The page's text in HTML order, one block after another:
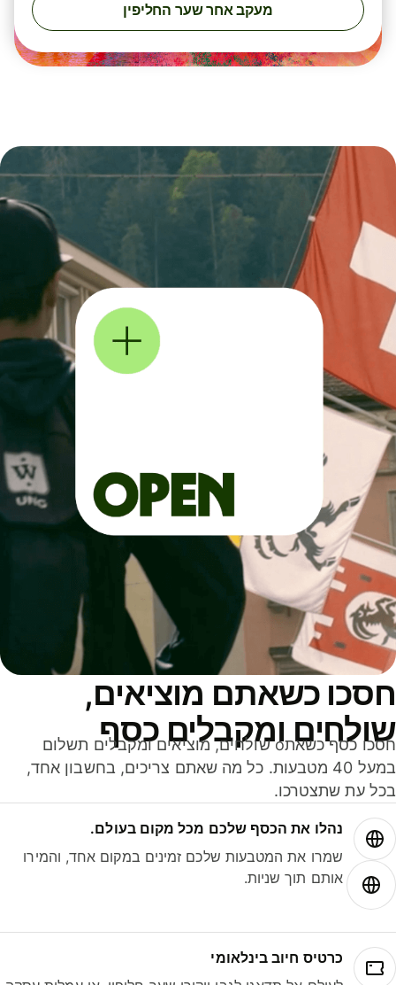
מעקב אחר שער החליפין
כשאתם מוציאים,
ומקבלים כסף
חסכו כסף כשאתo שולחים, מוציאים ומקבלים תשלום
במעל 40 מטבעות. כל מה שאתם צריכים, בחשבון אחד,
עת שתצטרכו.
נהלו את הכסף שלכם מכל מקום בעולם.
שמרו את המטבעות שלכם זמינים במקום אחד, והמירו
אותם תוך שניות.
כרטיס חיוב בינלאומי